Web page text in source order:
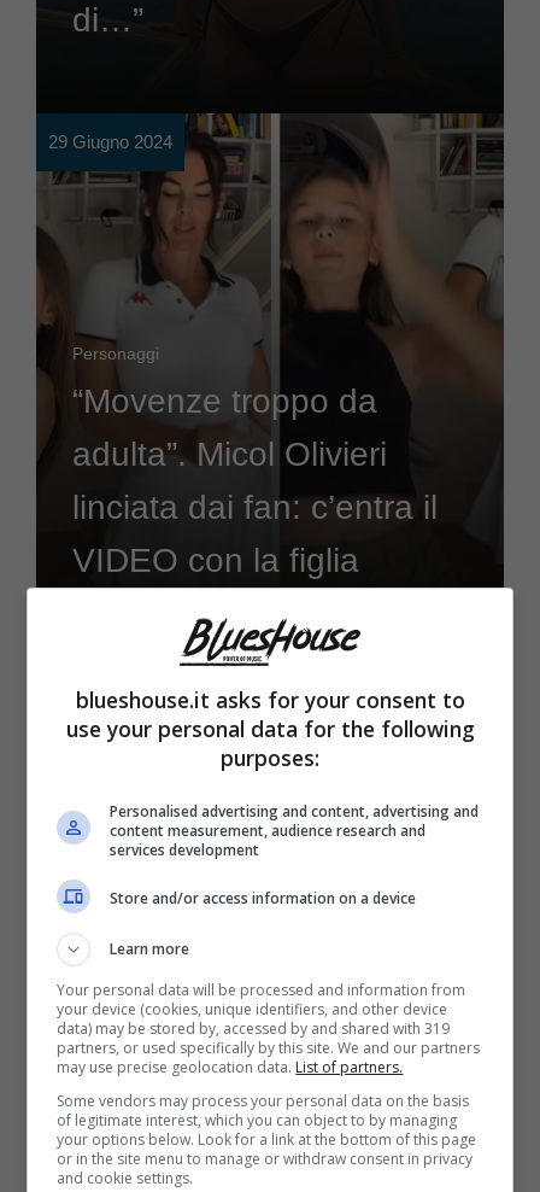
di…”
29 Giugno 2024
Personaggi
“Movenze troppo da
adulta”. Micol Olivieri
linciata dai fan: c’entra il
VIDEO con la figlia
Stories
Alfonso Signorini, come si
comportava quando
veniva picchiato a scuola:
“Ero uno str***o. Li
fregavo qui”
blueshouse.it asks for your consent to
use your personal data for the following
purposes:
Personalised advertising and content, advertising and
content measurement, audience research and
services development
Store and/or access information on a device
Learn more
Your personal data will be processed and information from
your device (cookies, unique identifiers, and other device
data) may be stored by, accessed by and shared with 319
partners, or used specifically by this site. We and our partners
may use precise geolocation data. List of partners.
Some vendors may process your personal data on the basis
of legitimate interest, which you can object to by managing
your options below. Look for a link at the bottom of this page
or in the site menu to manage or withdraw consent in privacy
and cookie settings.